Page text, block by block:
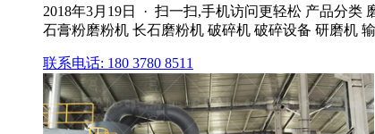
2018年3月19日 · 扫一扫,手机访问更轻松 产品分类
石膏粉磨粉机 长石磨粉机 破碎机 破碎设备 研磨机
联系电话: 180 3780 8511